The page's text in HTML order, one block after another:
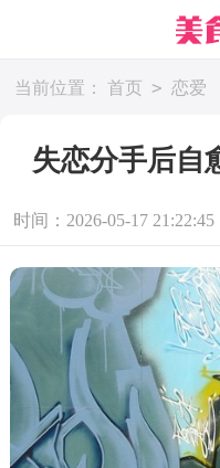
当前位置： 首页 > 恋爱
失恋分手后自
时间：2026-05-17 21:22:45